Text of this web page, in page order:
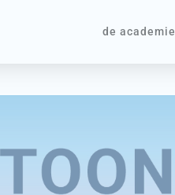
de academie